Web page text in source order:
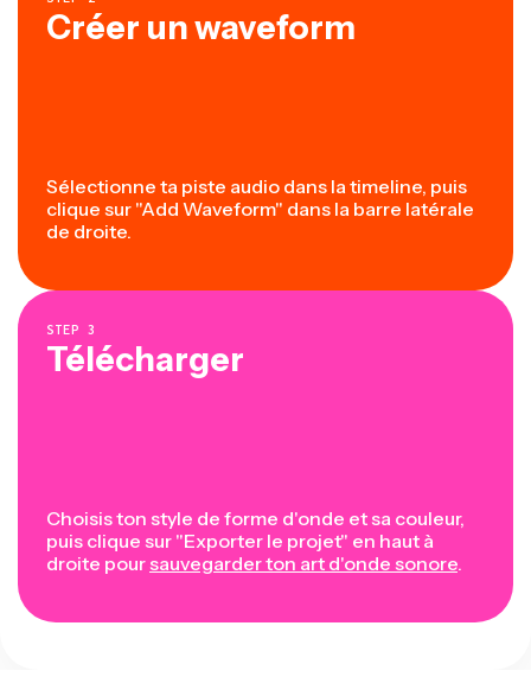
Créer un waveform
Sélectionne ta piste audio dans la timeline, puis
clique sur "Add Waveform" dans la barre latérale
de droite.
STEP 3
Télécharger
Choisis ton style de forme d'onde et sa couleur,
puis clique sur "Exporter le projet" en haut à
droite poursauvegarder ton art d'onde sonore.